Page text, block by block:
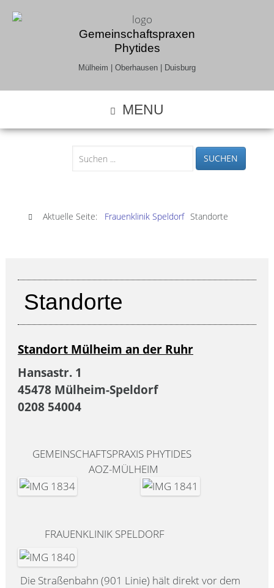
Gemeinschaftspraxen
Phytides
Mülheim | Oberhausen | Duisburg
MENU
SUCHEN
Aktuelle Seite: Frauenklinik Speldorf Standorte
Standorte
Standort Mülheim an der Ruhr
Hansastr. 1
45478 Mülheim-Speldorf
0208 54004
GEMEINSCHAFTSPRAXIS PHYTIDES
AOZ-MÜLHEIM
FRAUENKLINIK SPELDORF
Die Straßenbahn (901 Linie) hält direkt vor dem